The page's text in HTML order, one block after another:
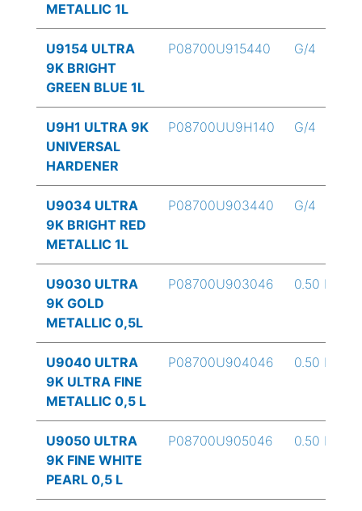
METALLIC 1L
U9154 ULTRA
9K BRIGHT
GREEN BLUE 1L
P08700U915440 G/4
U9H1 ULTRA 9K
UNIVERSAL
HARDENER
P08700UU9H140 G/4
U9034 ULTRA
9K BRIGHT RED
METALLIC 1L
P08700U903440 G/4
U9030 ULTRA
9K GOLD
METALLIC 0,5L
P08700U903046 0.50 L
U9040 ULTRA
9K ULTRA FINE
METALLIC 0,5 L
P08700U904046 0.50 L
U9050 ULTRA
9K FINE WHITE
PEARL 0,5 L
P08700U905046 0.50 L